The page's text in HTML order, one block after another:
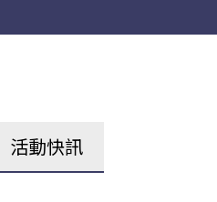
活動快訊